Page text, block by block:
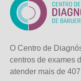
O Centro de
centros de exames
atender mais de